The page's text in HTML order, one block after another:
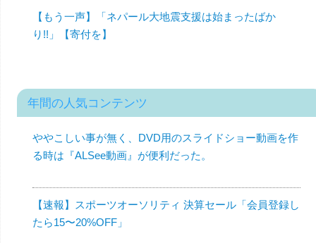
【もう一声】「ネパール大地震支援は始まったばか
り!!」【寄付を】
年間の人気コンテンツ
ややこしい事が無く、DVD用のスライドショー動画を作
る時は『ALSee動画』が便利だった。
【速報】スポーツオーソリティ 決算セール「会員登録し
たら15〜20%OFF」